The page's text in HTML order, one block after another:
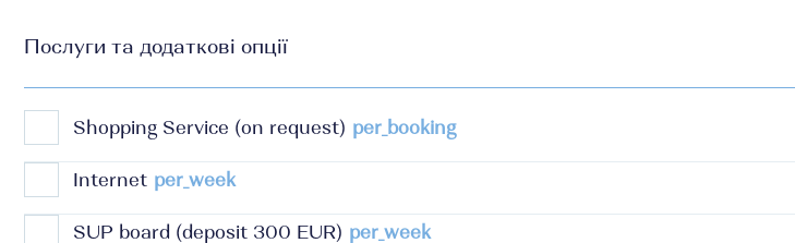
Послуги та додаткові опції
Shopping Service (on request) per_booking
Internet per_week
SUP board (deposit 300 EUR) per_week